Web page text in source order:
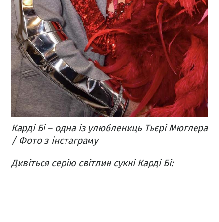
Карді Бі – одна із улюблениць Тьєрі Мюглера
/ Фото з інстаграму
Дивіться серію світлин сукні Карді Бі: